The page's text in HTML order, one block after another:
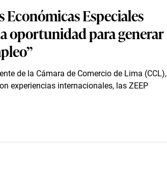
Económicas Especiales
oportunidad para generar
de la Cámara de Comercio de Lima (CCL),
experiencias internacionales, las ZEEP